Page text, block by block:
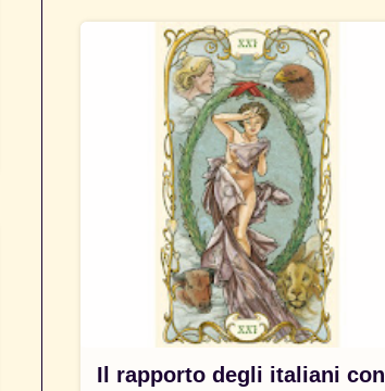
Il rapporto degli italiani con